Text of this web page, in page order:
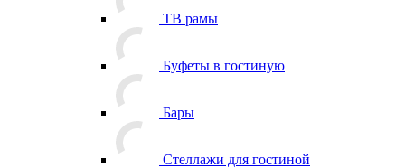
ТВ рамы
Буфеты в гостиную
Бары
Стеллажи для гостиной